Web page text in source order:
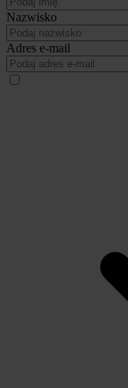
Nazwisko
Adres e-mail